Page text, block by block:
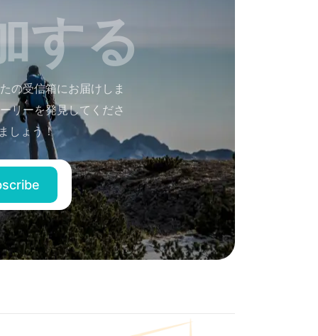
する
の受信箱にお届けしま
リーを発見してくださ
しょう！